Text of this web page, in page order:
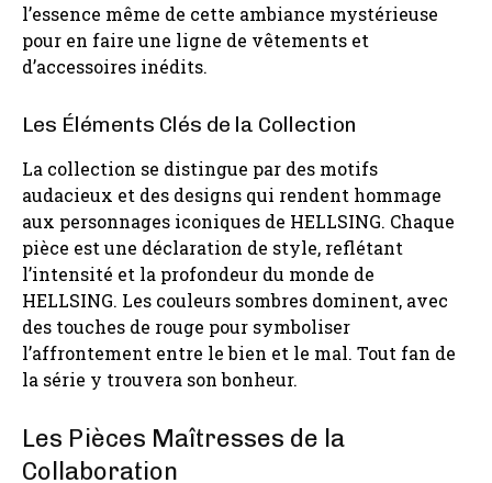
l’essence même de cette ambiance mystérieuse
pour en faire une ligne de vêtements et
d’accessoires inédits.
Les Éléments Clés de la Collection
La collection se distingue par des motifs
audacieux et des designs qui rendent hommage
aux personnages iconiques de HELLSING. Chaque
pièce est une déclaration de style, reflétant
l’intensité et la profondeur du monde de
HELLSING. Les couleurs sombres dominent, avec
des touches de rouge pour symboliser
l’affrontement entre le bien et le mal. Tout fan de
la série y trouvera son bonheur.
Les Pièces Maîtresses de la
Collaboration